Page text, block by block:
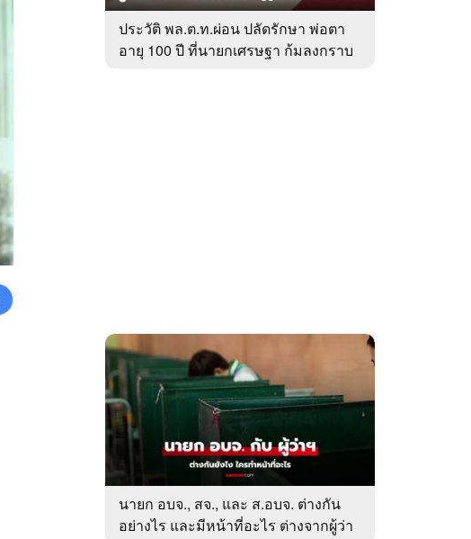
ประวัติ พล.ต.ท.ผ่อน ปลัดรักษา พ่อตา
อายุ 100 ปี ที่นายกเศรษฐา ก้มลงกราบ
นายก อบจ., สจ., และ ส.อบจ. ต่างกัน
อย่างไร และมีหน้าที่อะไร ต่างจากผู้ว่า